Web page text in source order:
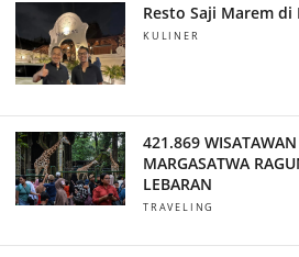
Resto Saji Marem di
KULINER
421.869
MARGASATWA
LEBARAN
TRAVELING